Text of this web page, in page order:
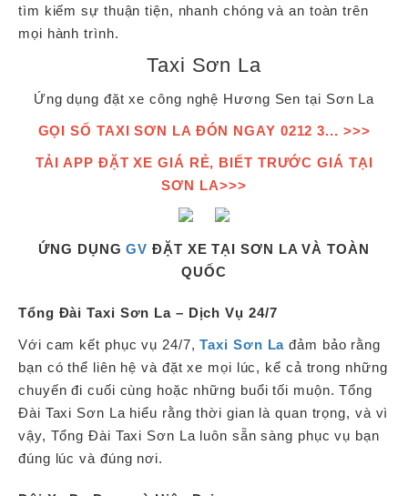
tìm kiếm sự thuận tiện, nhanh chóng và an toàn trên
mọi hành trình.
Taxi Sơn La
Ứng dụng đặt xe công nghệ Hương Sen tại Sơn La
GỌI SỐ TAXI SƠN LA ĐÓN NGAY 0212 3... >>>
TẢI APP ĐẶT XE GIÁ RẺ, BIẾT TRƯỚC GIÁ TẠI
SƠN LA>>>
ỨNG DỤNGGV ĐẶT XE TẠI SƠN LA VÀ TOÀN
QUỐC
Tổng Đài Taxi Sơn La – Dịch Vụ 24/7
Với cam kết phục vụ 24/7, Taxi Sơn La đảm bảo rằng
bạn có thể liên hệ và đặt xe mọi lúc, kể cả trong những
chuyến đi cuối cùng hoặc những buổi tối muộn. Tổng
Đài Taxi Sơn La hiểu rằng thời gian là quan trọng, và vì
vậy, Tổng Đài Taxi Sơn La luôn sẵn sàng phục vụ bạn
đúng lúc và đúng nơi.